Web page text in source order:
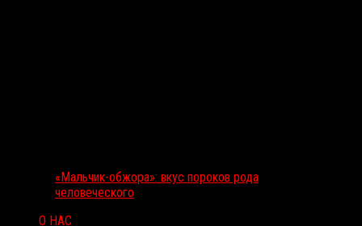
«Мальчик-обжора»: вкус пороков рода
человеческого
О НАС